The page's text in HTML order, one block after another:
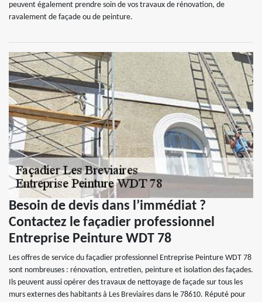
peuvent également prendre soin de vos travaux de rénovation, de
ravalement de façade ou de peinture.
Besoin de devis dans l’immédiat ?
Contactez le façadier professionnel
Entreprise Peinture WDT 78
Les offres de service du façadier professionnel Entreprise Peinture WDT 78
sont nombreuses : rénovation, entretien, peinture et isolation des façades.
Ils peuvent aussi opérer des travaux de nettoyage de façade sur tous les
murs externes des habitants à Les Breviaires dans le 78610. Réputé pour